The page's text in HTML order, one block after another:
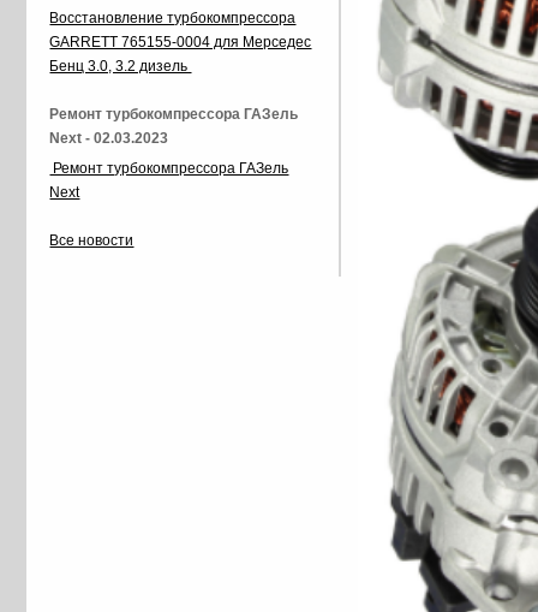
Восстановление турбокомпрессора
GARRETT 765155-0004 для Мерседес
Бенц 3.0, 3.2 дизель
Ремонт турбокомпрессора ГАЗель
Next - 02.03.2023
Ремонт турбокомпрессора ГАЗель
Next
Все новости